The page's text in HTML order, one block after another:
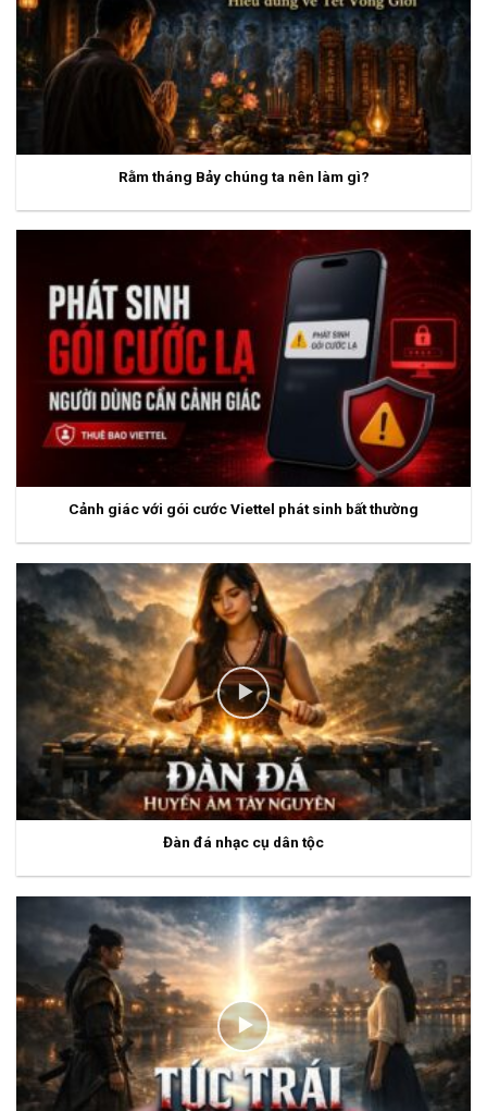
Rằm tháng Bảy chúng ta nên làm gì?
Cảnh giác với gói cước Viettel phát sinh bất thường
Đàn đá nhạc cụ dân tộc